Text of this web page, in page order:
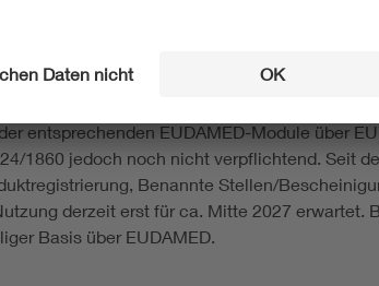
Person erklären, dass die
und der Sicherheit der Prüfungsteilnehmer
entsprechenden EUDAMED-Module über
1860 jedoch noch nicht verpflichtend. Seit
Benannte Stellen/
derzeit erst für ca. Mitte 2027 erwartet.
Basis über EUDAMED.